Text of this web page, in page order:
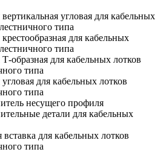
угловая для кабельных
типа
для кабельных
типа
образная для кабельных лотков
типа
для кабельных лотков
типа
несущего профиля
детали для кабельных
вставка для кабельных лотков
типа